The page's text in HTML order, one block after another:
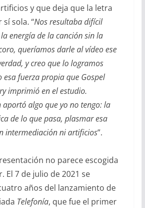
y que deja que la letra
sola. “Nos resultaba difícil
energía de la canción sin la
queríamos darle al vídeo ese
y creo que lo logramos
esa fuerza propia que Gospel
imprimió en el estudio.
aportó algo que yo no tengo: la
de lo que pasa, plasmar esa
intermediación ni artificios”.
no parece escogida
El 7 de julio de 2021 se
años del lanzamiento de
Telefonía, que fue el primer